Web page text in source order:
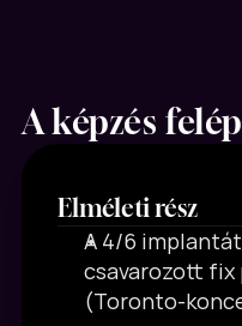
A képzés
Elméleti rész
A 4/6
csavarozott fix
(Toronto-